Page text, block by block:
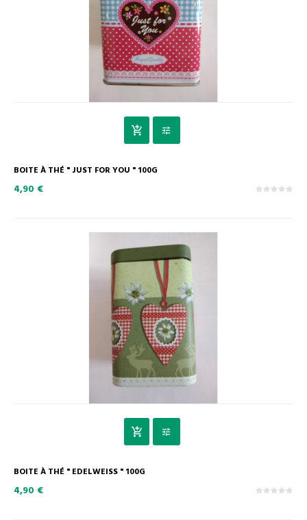
BOITE À THÉ " JUST FOR YOU " 100G
4,90 €
BOITE À THÉ " EDELWEISS " 100G
4,90 €